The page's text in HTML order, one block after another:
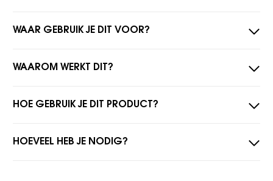
WAAR GEBRUIK JE DIT VOOR?
WAAROM WERKT DIT?
HOE GEBRUIK JE DIT PRODUCT?
HOEVEEL HEB JE NODIG?